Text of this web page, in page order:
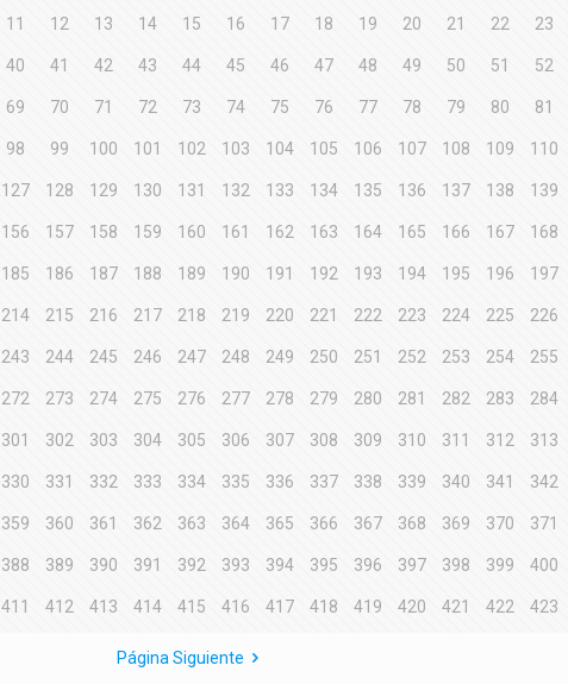
11 12 13 14 15 16 17 18 19 20 21 22 23
40 41 42 43 44 45 46 47 48 49 50 51 52
69 70 71 72 73 74 75 76 77 78 79 80 81
98 99 100 101 102 103 104 105 106 107 108 109 110
127 128 129 130 131 132 133 134 135 136 137 138 139
156 157 158 159 160 161 162 163 164 165 166 167 168
185 186 187 188 189 190 191 192 193 194 195 196 197
214 215 216 217 218 219 220 221 222 223 224 225 226
243 244 245 246 247 248 249 250 251 252 253 254 255
272 273 274 275 276 277 278 279 280 281 282 283 284
301 302 303 304 305 306 307 308 309 310 311 312 313
330 331 332 333 334 335 336 337 338 339 340 341 342
359 360 361 362 363 364 365 366 367 368 369 370 371
388 389 390 391 392 393 394 395 396 397 398 399 400
411 412 413 414 415 416 417 418 419 420 421 422 423
Página Siguiente